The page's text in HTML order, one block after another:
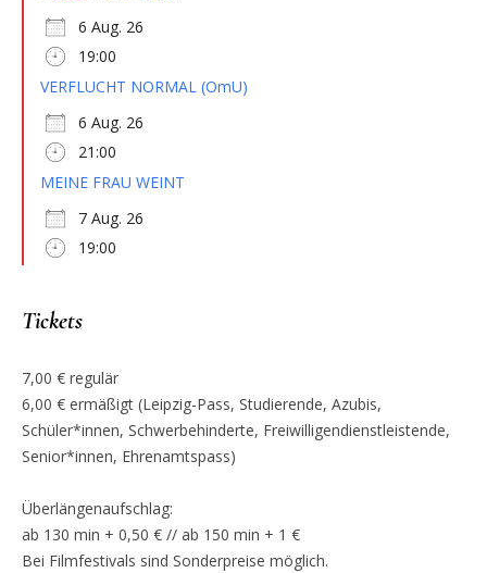
6 Aug. 26
19:00
VERFLUCHT NORMAL (OmU)
6 Aug. 26
21:00
MEINE FRAU WEINT
7 Aug. 26
19:00
Tickets
7,00 € regulär
6,00 € ermäßigt (Leipzig-Pass, Studierende, Azubis,
Schüler*innen, Schwerbehinderte, Freiwilligendienstleistende,
Senior*innen, Ehrenamtspass)
Überlängenaufschlag:
ab 130 min + 0,50 € // ab 150 min + 1 €
Bei Filmfestivals sind Sonderpreise möglich.